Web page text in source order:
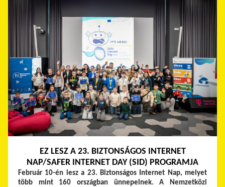
EZ LESZ A 23. BIZTONSÁGOS INTERNET
NAP/SAFER INTERNET DAY (SID) PROGRAMJA
Február 10-én lesz a 23. Biztonságos Internet Nap, melyet
több mint 160 országban ünnepelnek. A Nemzetközi